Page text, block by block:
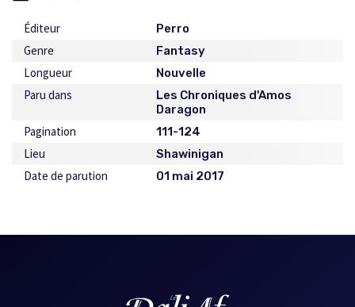
Éditeur Perro
Genre Fantasy
Longueur Nouvelle
Paru dans
Les Chroniques d'Amos
Daragon
Pagination 111-124
Lieu Shawinigan
Date de parution 01 mai 2017